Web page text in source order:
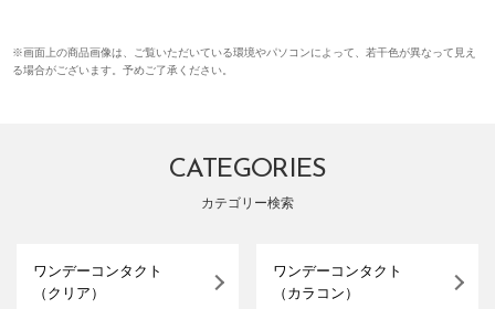
※画面上の商品画像は、ご覧いただいている環境やパソコンによって、若干色が異なって見え
る場合がございます。予めご了承ください。
CATEGORIES
カテゴリー検索
ワンデーコンタクト
（クリア）
ワンデーコンタクト
（カラコン）